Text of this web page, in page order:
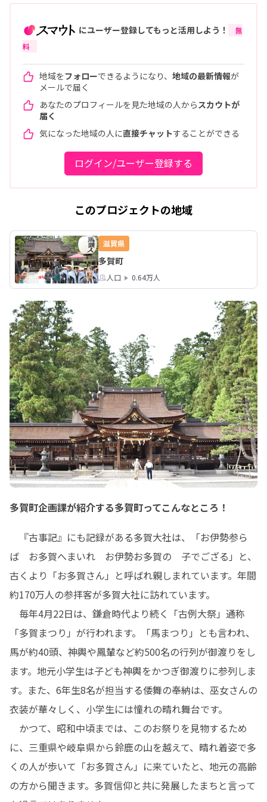
にユーザー登録してもっと活用しよう！
無
料
地域をフォローできるようになり、 地域の最新情報が
メールで届く
あなたのプロフィールを見た地域の人から スカウトが
届く
気になった地域の人に直接チャットすることができる
ログイン/ユーザー登録する
このプロジェクトの地域
滋賀県
多賀町
人口 0.64万人
多賀町企画課が紹介する多賀町ってこんなところ！
『古事記』にも記録がある多賀大社は、「お伊勢参ら
ば　お多賀へまいれ　お伊勢お多賀の　子でござる」と、
古くより「お多賀さん」と呼ばれ親しまれています。年間
約170万人の参拝客が多賀大社に訪れています。
毎年4月22日は、鎌倉時代より続く「古例大祭」通称
「多賀まつり」が行われます。「馬まつり」とも言われ、
馬が約40頭、神輿や鳳輦など約500名の行列が御渡りをし
ます。地元小学生は子ども神輿をかつぎ御渡りに参列しま
す。また、6年生8名が担当する倭舞の奉納は、巫女さんの
衣装が華々しく、小学生には憧れの晴れ舞台です。
かつて、昭和中頃までは、このお祭りを見物するため
に、三重県や岐阜県から鈴鹿の山を越えて、晴れ着姿で多
くの人が歩いて「お多賀さん」に来ていたと、地元の高齢
の方から聞きます。多賀信仰と共に発展したまちと言って